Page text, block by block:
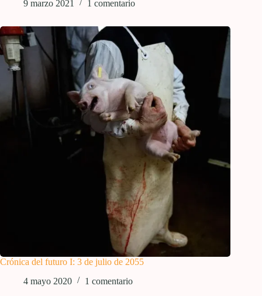
9 marzo 2021
1 comentario
Crónica del futuro I: 3 de julio de 2055
4 mayo 2020
1 comentario